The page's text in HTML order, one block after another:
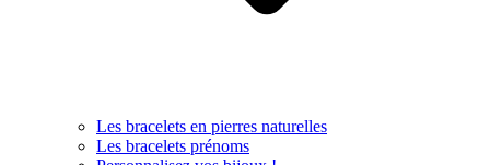
Les bracelets en pierres naturelles
Les bracelets prénoms